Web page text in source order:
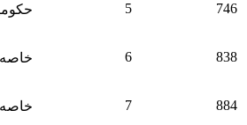
746
5
838
6 خاصه
884
7 خاصه